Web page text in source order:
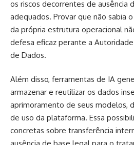
os riscos decorrentes de ausência
adequados. Provar que não sabia
da própria estrutura operacional
defesa eficaz perante a
de Dados.
Além disso, ferramentas de IA
armazenar e reutilizar os dados
aprimoramento de seus modelos,
de uso da plataforma. Essa
concretas sobre transferência